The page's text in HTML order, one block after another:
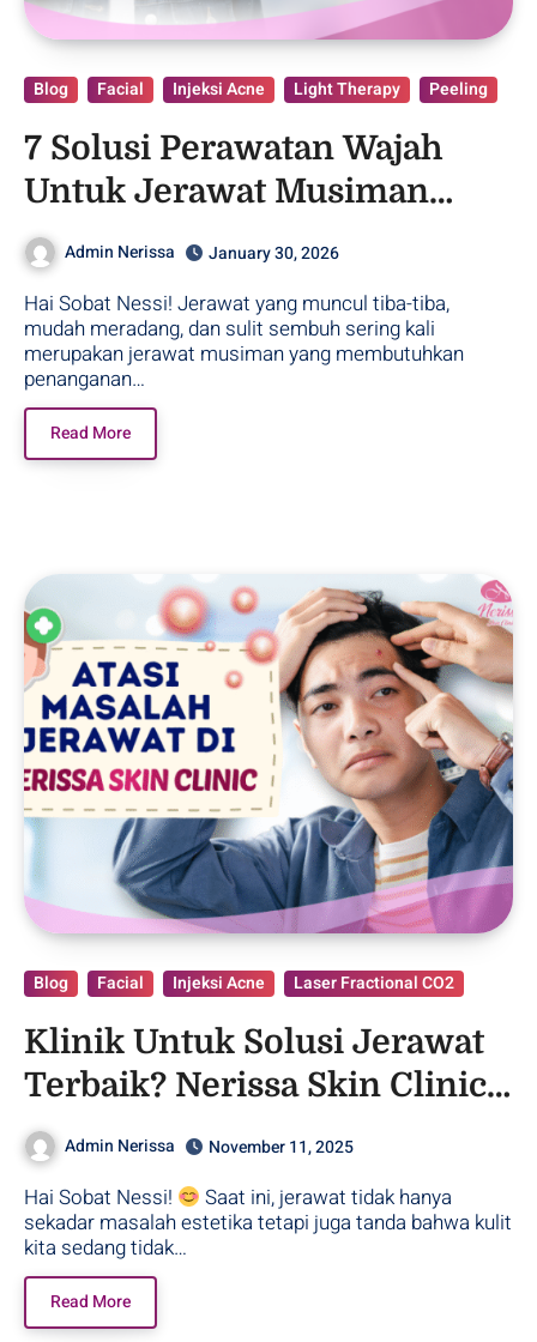
Blog Facial Injeksi Acne Light Therapy Peeling
7 Solusi Perawatan Wajah
Untuk Jerawat Musiman
Akibat Hujan!
Admin Nerissa January 30, 2026
Hai Sobat Nessi! Jerawat yang muncul tiba-tiba,
mudah meradang, dan sulit sembuh sering kali
merupakan jerawat musiman yang membutuhkan
penanganan…
Read More
Blog Facial Injeksi Acne Laser Fractional CO2
Klinik Untuk Solusi Jerawat
Terbaik? Nerissa Skin Clinic
Purwodadi!
Admin Nerissa November 11, 2025
Hai Sobat Nessi!
Saat ini, jerawat tidak hanya
sekadar masalah estetika tetapi juga tanda bahwa kulit
kita sedang tidak…
Read More